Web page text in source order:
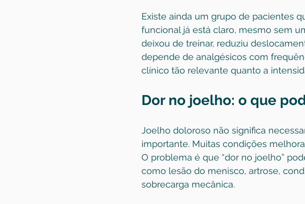
Existe ainda um grupo de pacientes
funcional já está claro, mesmo sem
deixou de treinar, reduziu
depende de analgésicos com
clínico tão relevante quanto a
Dor no joelho: o que
Joelho doloroso não significa
importante. Muitas condições
O problema é que “dor no joelho”
como lesão do menisco, artrose,
sobrecarga mecânica.